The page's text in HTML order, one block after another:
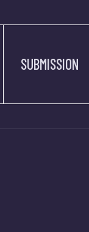
SUBMISSION